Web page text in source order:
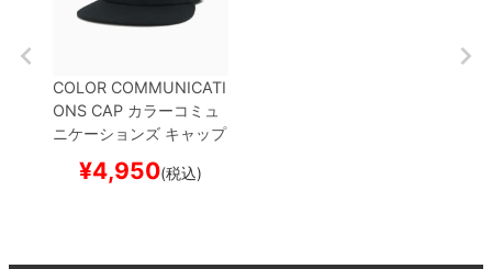
COLOR COMMUNICATI
ONS CAP カラーコミュ
ニケーションズ キャップ
TRUCTUREDBLACK
¥4,950(税込)